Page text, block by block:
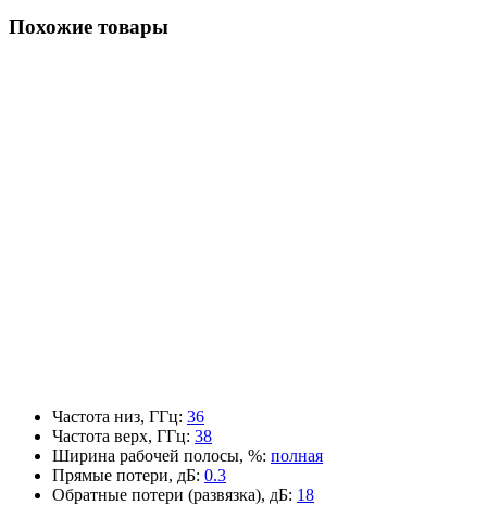
Похожие товары
Частота низ, ГГц: 36
Частота верх, ГГц: 38
Ширина рабочей полосы, %: полная
Прямые потери, дБ: 0.3
Обратные потери (развязка), дБ: 18